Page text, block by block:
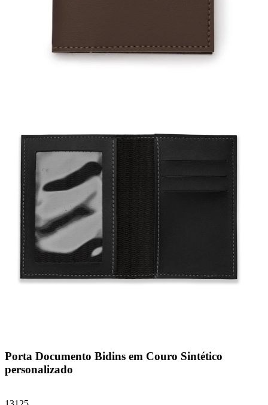
Porta Documento Bidins em Couro Sintético
personalizado